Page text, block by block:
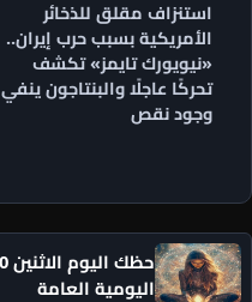
استنزاف مقلق للذخائر
الأمريكية بسبب حرب إيران..
«نيويورك تايمز» تكشف
تحركًا عاجلًا والبنتاجون ينفي
وجود نقص
اليومية العامة